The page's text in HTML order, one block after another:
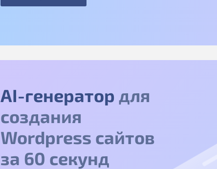
AI-генератор для
создания
Wordpress сайтов
за 60 секунд